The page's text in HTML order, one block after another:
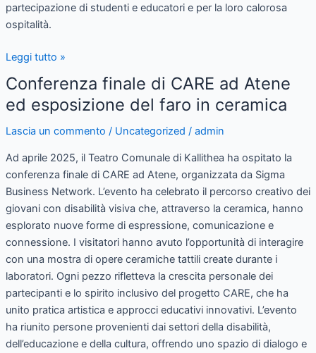
partecipazione di studenti e educatori e per la loro calorosa
ospitalità.
Leggi tutto »
Conferenza finale di CARE ad Atene
ed esposizione del faro in ceramica
Lascia un commento / Uncategorized / admin
Ad aprile 2025, il Teatro Comunale di Kallithea ha ospitato la
conferenza finale di CARE ad Atene, organizzata da Sigma
Business Network. L’evento ha celebrato il percorso creativo dei
giovani con disabilità visiva che, attraverso la ceramica, hanno
esplorato nuove forme di espressione, comunicazione e
connessione. I visitatori hanno avuto l’opportunità di interagire
con una mostra di opere ceramiche tattili create durante i
laboratori. Ogni pezzo rifletteva la crescita personale dei
partecipanti e lo spirito inclusivo del progetto CARE, che ha
unito pratica artistica e approcci educativi innovativi. L’evento
ha riunito persone provenienti dai settori della disabilità,
dell’educazione e della cultura, offrendo uno spazio di dialogo e
Conferenza
finale
di
CARE
Atene
ed
esposizione
del
faro
in
ceramica